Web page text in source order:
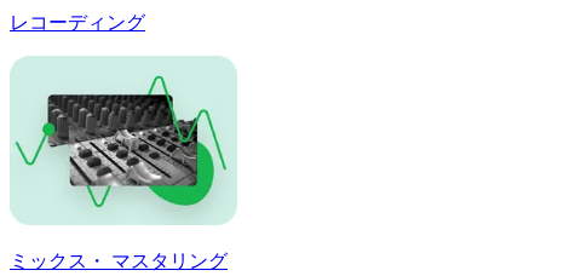
レコーディング
ミックス・ マスタリング